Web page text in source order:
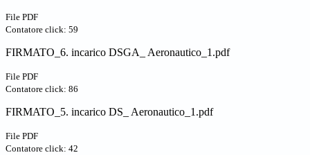
File PDF
Contatore click: 59
FIRMATO_6. incarico DSGA_ Aeronautico_1.pdf
File PDF
Contatore click: 86
FIRMATO_5. incarico DS_ Aeronautico_1.pdf
File PDF
Contatore click: 42